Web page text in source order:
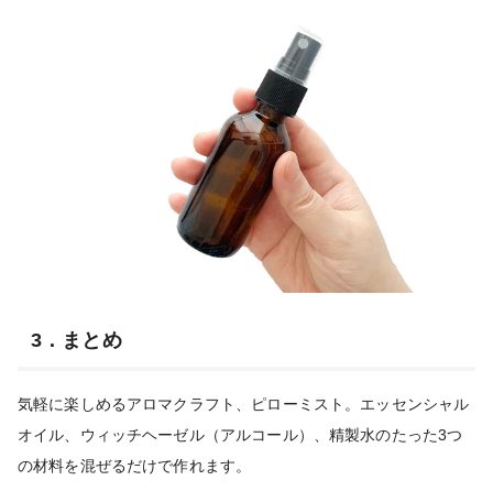
3．まとめ
気軽に楽しめるアロマクラフト、ピローミスト。エッセンシャル
オイル、ウィッチヘーゼル（アルコール）、精製水のたった3つ
の材料を混ぜるだけで作れます。